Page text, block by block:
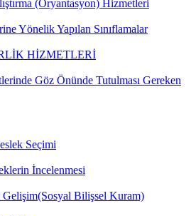
(Oryantasyon) Hizmetleri
Yönelik Yapılan Sınıflamalar
HİZMETLERİ
Göz Önünde Tutulması Gereken
Seçimi
İncelenmesi
Gelişim(Sosyal Bilişsel Kuram)